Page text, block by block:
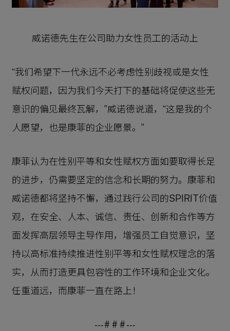
威诺德先生在公司助力女性员工的活动上
“我们希望下一代永远不必考虑性别歧视或是女性
赋权问题，因为我们今天打下的基础将促使这些无
意识的偏见最终瓦解，”威诺德说道，“这是我的个
人愿望，也是康菲的企业愿景。”
康菲认为在性别平等和女性赋权方面如要取得长足
的进步，仍需要坚定的信念和长期的努力。康菲和
威诺德都将坚持不懈，通过践行公司的SPIRIT价值
观，在安全、人本、诚信、责任、创新和合作等方
面发挥高层领导主导作用，增强员工自觉意识，坚
持以高标准持续推进性别平等和女性赋权理念的落
实，从而打造更具包容性的工作环境和企业文化。
任重道远，而康菲一直在路上！
--- # # # ---